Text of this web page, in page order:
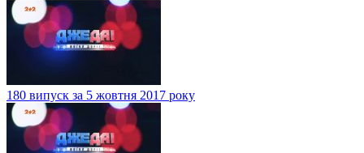
180 випуск за 5 жовтня 2017 року